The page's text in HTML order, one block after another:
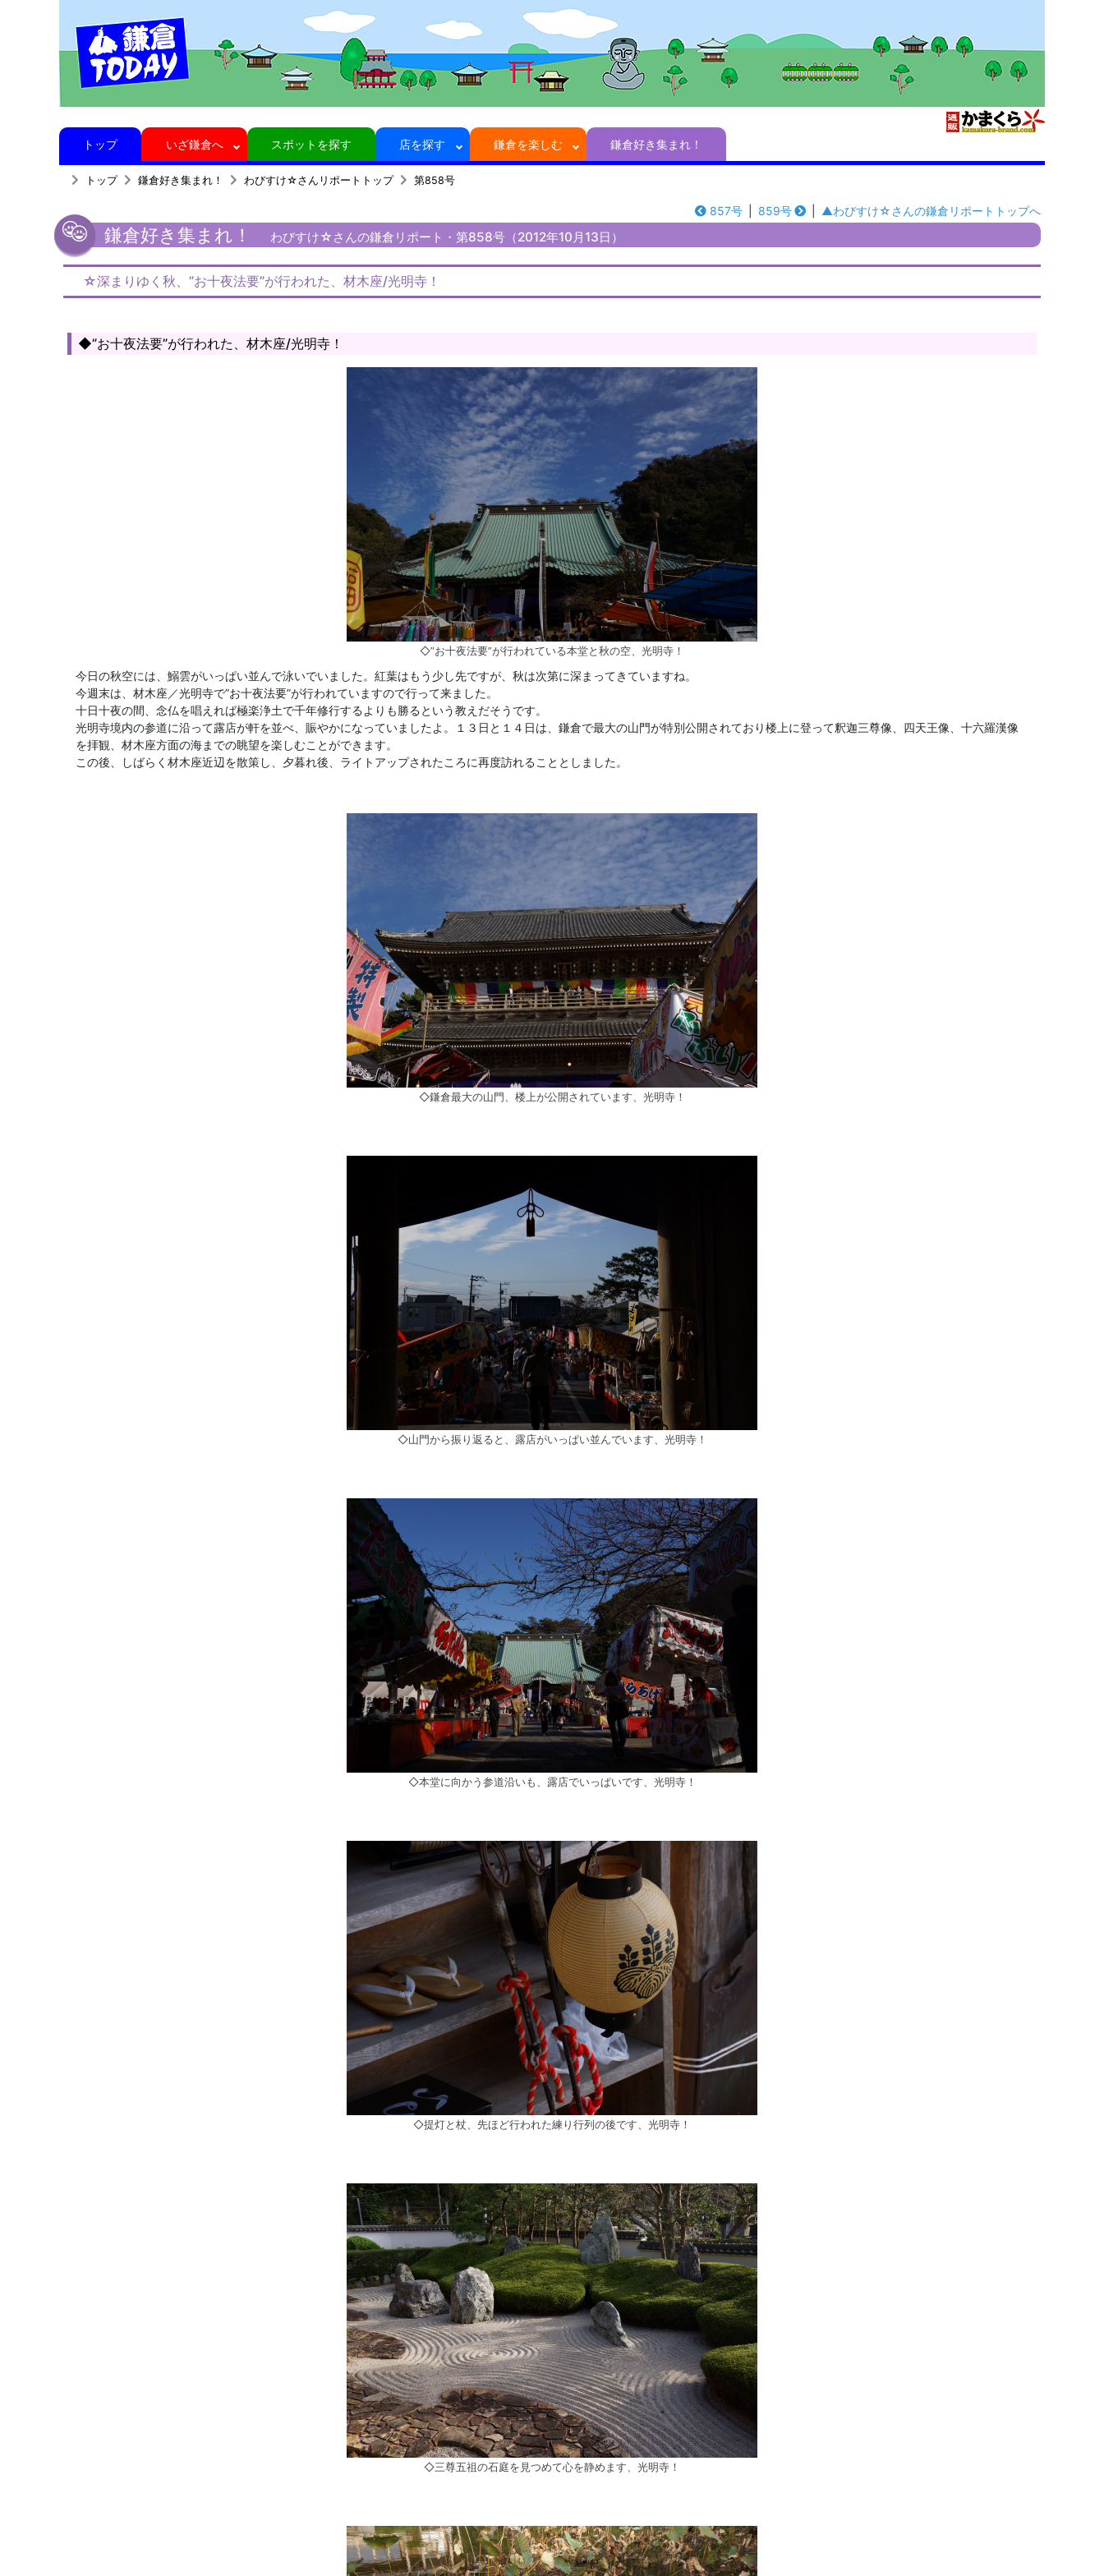
トップ いざ鎌倉へ スポットを探す 店を探す 鎌倉を楽しむ 鎌倉好き集まれ！
トップ 鎌倉好き集まれ！ わびすけ☆さんリポートトップ 第858号
857号 859号 ▲わびすけ☆さんの鎌倉リポートトップへ
鎌倉好き集まれ！ わびすけ☆さんの鎌倉リポート・第858号（2012年10月13日）
☆深まりゆく秋、”お十夜法要”が行われた、材木座/光明寺！
◆”お十夜法要”が行われた、材木座/光明寺！
◇”お十夜法要”が行われている本堂と秋の空、光明寺！
今日の秋空には、鰯雲がいっぱい並んで泳いでいました。紅葉はもう少し先ですが、秋は次第に深まってきていますね。
今週末は、材木座／光明寺で”お十夜法要”が行われていますので行って来ました。
十日十夜の間、念仏を唱えれば極楽浄土で千年修行するよりも勝るという教えだそうです。
光明寺境内の参道に沿って露店が軒を並べ、賑やかになっていましたよ。１３日と１４日は、鎌倉で最大の山門が特別公開されており楼上に登って釈迦三尊像、四天王像、十六羅漢像
を拝観、材木座方面の海までの眺望を楽しむことができます。
この後、しばらく材木座近辺を散策し、夕暮れ後、ライトアップされたころに再度訪れることとしました。
◇鎌倉最大の山門、楼上が公開されています、光明寺！
◇山門から振り返ると、露店がいっぱい並んでいます、光明寺！
◇本堂に向かう参道沿いも、露店でいっぱいです、光明寺！
◇提灯と杖、先ほど行われた練り行列の後です、光明寺！
◇三尊五祖の石庭を見つめて心を静めます、光明寺！